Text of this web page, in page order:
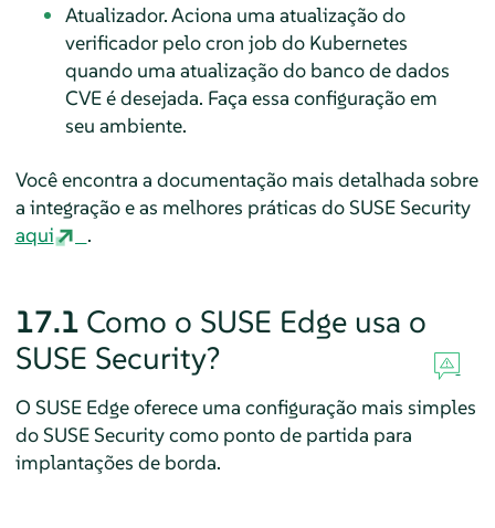
Atualizador. Aciona uma atualização do
verificador pelo cron job do Kubernetes
quando uma atualização do banco de dados
CVE é desejada. Faça essa configuração em
seu ambiente.
Você encontra a documentação mais detalhada sobre
a integração e as melhores práticas do SUSE Security
aqui
.
17.1 Como o SUSE Edge usa o
SUSE Security?
O SUSE Edge oferece uma configuração mais simples
do SUSE Security como ponto de partida para
implantações de borda.